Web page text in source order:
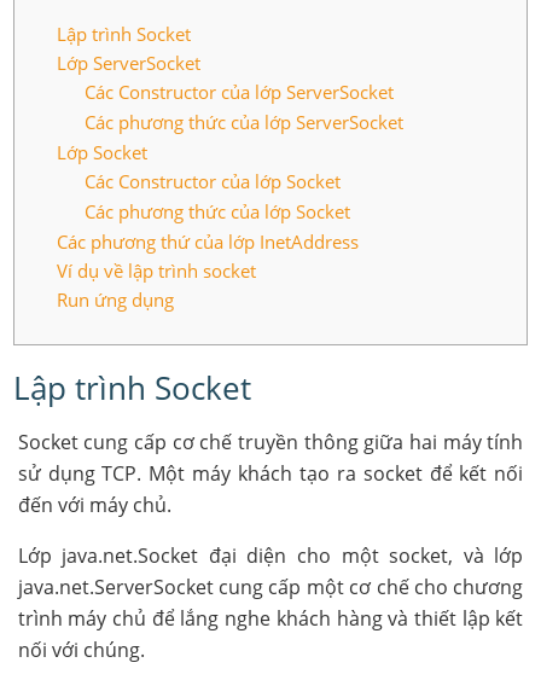
Lập trình Socket
Lớp ServerSocket
Các Constructor của lớp ServerSocket
Các phương thức của lớp ServerSocket
Lớp Socket
Các Constructor của lớp Socket
Các phương thức của lớp Socket
Các phương thứ của lớp InetAddress
Ví dụ về lập trình socket
Run ứng dụng
Lập trình Socket
Socket cung cấp cơ chế truyền thông giữa hai máy tính
sử dụng TCP. Một máy khách tạo ra socket để kết nối
đến với máy chủ.
Lớp java.net.Socket đại diện cho một socket, và lớp
java.net.ServerSocket cung cấp một cơ chế cho chương
trình máy chủ để lắng nghe khách hàng và thiết lập kết
nối với chúng.